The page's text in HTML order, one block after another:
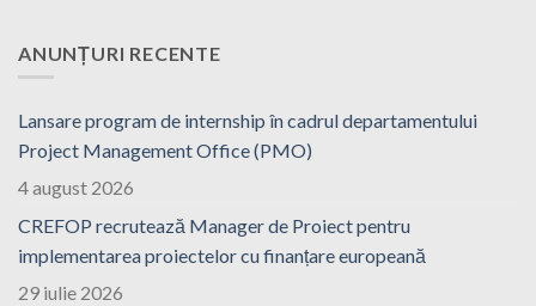
ANUNȚURI RECENTE
Lansare program de internship în cadrul departamentului
Project Management Office (PMO)
4 august 2026
CREFOP recrutează Manager de Proiect pentru
implementarea proiectelor cu finanțare europeană
29 iulie 2026